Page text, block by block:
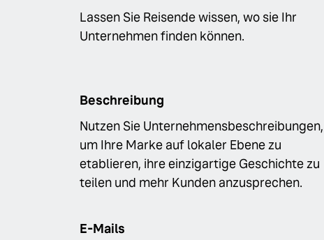
Lassen Sie Reisende wissen, wo sie Ihr
Unternehmen finden können.
Beschreibung
Nutzen Sie Unternehmensbeschreibungen,
um Ihre Marke auf lokaler Ebene zu
etablieren, ihre einzigartige Geschichte zu
teilen und mehr Kunden anzusprechen.
E-Mails